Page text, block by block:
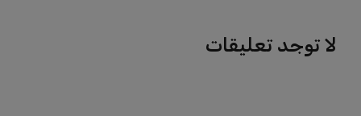
لا توجد تعليقات